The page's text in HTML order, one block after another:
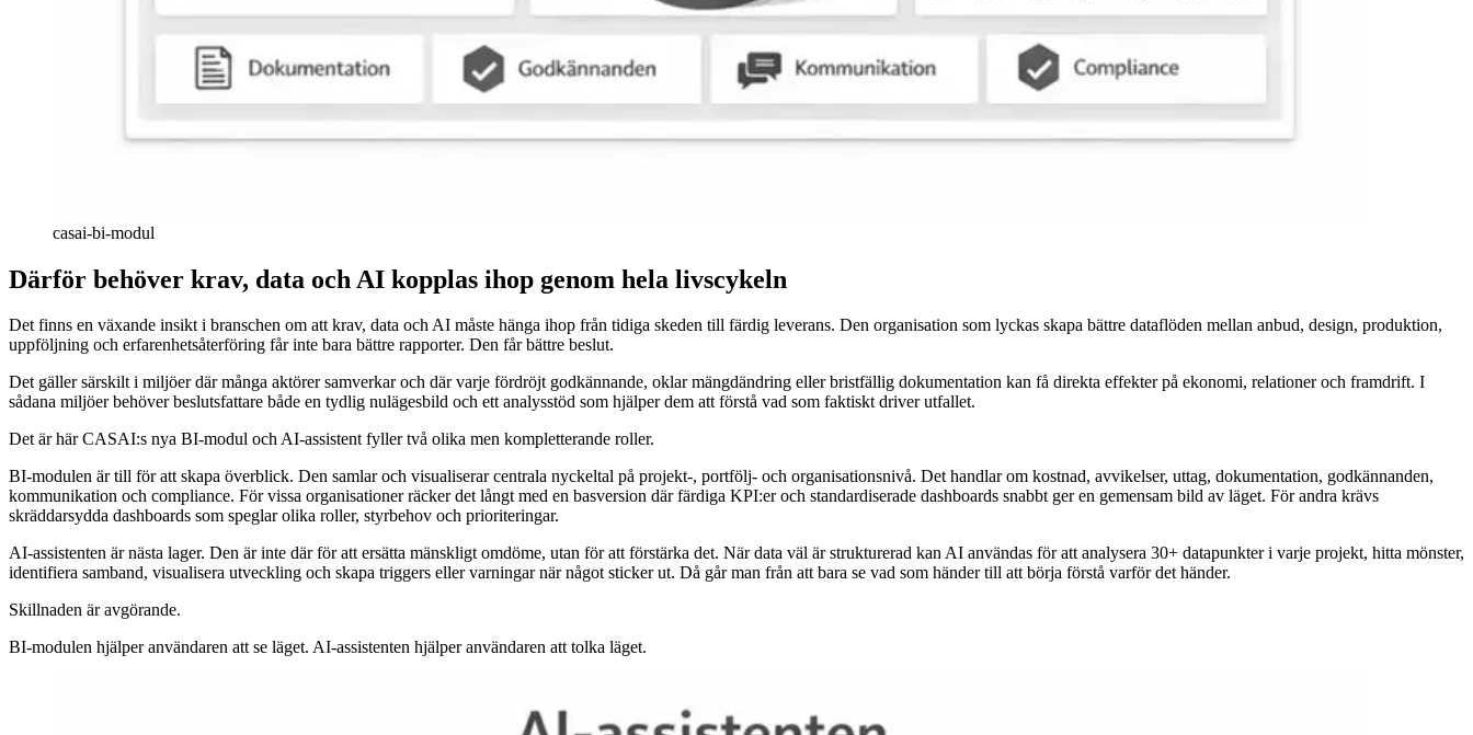
casai-bi-modul
Därför behöver krav, data och AI kopplas ihop genom hela livscykeln
Det finns en växande insikt i branschen om att krav, data och AI måste hänga ihop från tidiga skeden till färdig leverans. Den organisation som lyckas skapa bättre dataflöden mellan anbud, design, produktion,
uppföljning och erfarenhetsåterföring får inte bara bättre rapporter. Den får bättre beslut.
Det gäller särskilt i miljöer där många aktörer samverkar och där varje fördröjt godkännande, oklar mängdändring eller bristfällig dokumentation kan få direkta effekter på ekonomi, relationer och framdrift. I
sådana miljöer behöver beslutsfattare både en tydlig nulägesbild och ett analysstöd som hjälper dem att förstå vad som faktiskt driver utfallet.
Det är här CASAI:s nya BI-modul och AI-assistent fyller två olika men kompletterande roller.
BI-modulen är till för att skapa överblick. Den samlar och visualiserar centrala nyckeltal på projekt-, portfölj- och organisationsnivå. Det handlar om kostnad, avvikelser, uttag, dokumentation, godkännanden,
kommunikation och compliance. För vissa organisationer räcker det långt med en basversion där färdiga KPI:er och standardiserade dashboards snabbt ger en gemensam bild av läget. För andra krävs
skräddarsydda dashboards som speglar olika roller, styrbehov och prioriteringar.
AI-assistenten är nästa lager. Den är inte där för att ersätta mänskligt omdöme, utan för att förstärka det. När data väl är strukturerad kan AI användas för att analysera 30+ datapunkter i varje projekt, hitta mönster,
identifiera samband, visualisera utveckling och skapa triggers eller varningar när något sticker ut. Då går man från att bara se vad som händer till att börja förstå varför det händer.
Skillnaden är avgörande.
BI-modulen hjälper användaren att se läget. AI-assistenten hjälper användaren att tolka läget.